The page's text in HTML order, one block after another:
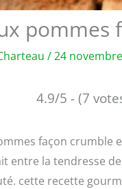
pommes
/24
4.9/5 - (7
façon crumble
entre la tendresse
cette recette